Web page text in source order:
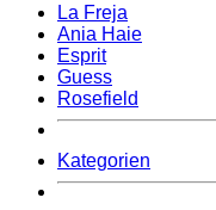
La Freja
Ania Haie
Esprit
Guess
Rosefield
Kategorien